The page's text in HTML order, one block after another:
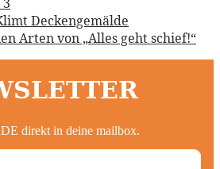
Deckengemälde
Arten von „Alles geht schief!“
direkt in deine mailbox.